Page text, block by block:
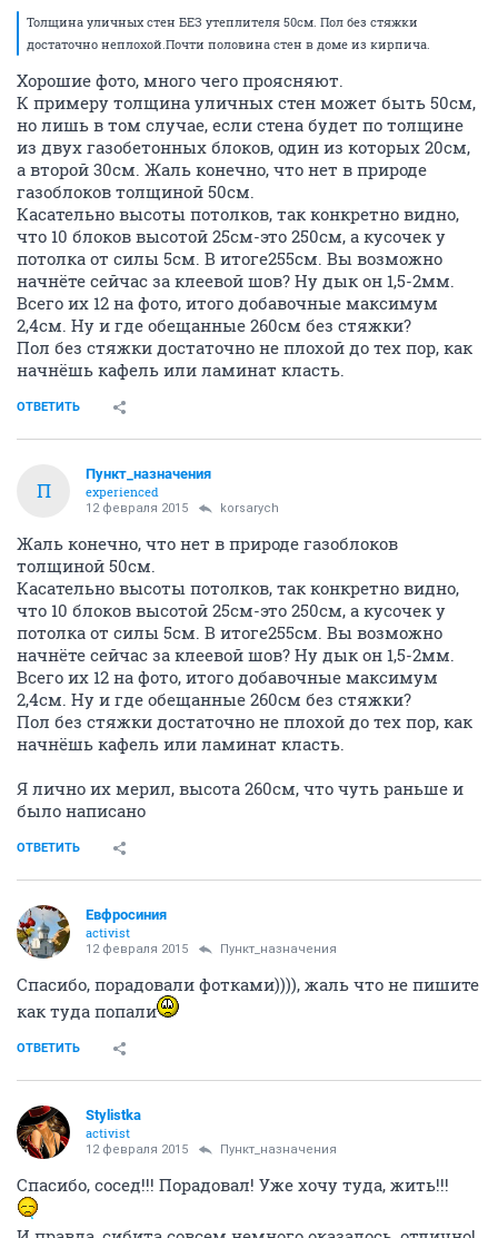
Толщина уличных стен БЕЗ утеплителя 50см. Пол без стяжки
достаточно неплохой.Почти половина стен в доме из кирпича.
Хорошие фото, много чего проясняют.
К примеру толщина уличных стен может быть 50см,
но лишь в том случае, если стена будет по толщине
из двух газобетонных блоков, один из которых 20см,
а второй 30см. Жаль конечно, что нет в природе
газоблоков толщиной 50см.
Касательно высоты потолков, так конкретно видно,
что 10 блоков высотой 25см-это 250см, а кусочек у
потолка от силы 5см. В итоге255см. Вы возможно
начнёте сейчас за клеевой шов? Ну дык он 1,5-2мм.
Всего их 12 на фото, итого добавочные максимум
2,4см. Ну и где обещанные 260см без стяжки?
Пол без стяжки достаточно не плохой до тех пор, как
начнёшь кафель или ламинат класть.
ОТВЕТИТЬ
П
Пункт_назначения
experienced
12 февраля 2015 korsarych
Жаль конечно, что нет в природе газоблоков
толщиной 50см.
Касательно высоты потолков, так конкретно видно,
что 10 блоков высотой 25см-это 250см, а кусочек у
потолка от силы 5см. В итоге255см. Вы возможно
начнёте сейчас за клеевой шов? Ну дык он 1,5-2мм.
Всего их 12 на фото, итого добавочные максимум
2,4см. Ну и где обещанные 260см без стяжки?
Пол без стяжки достаточно не плохой до тех пор, как
начнёшь кафель или ламинат класть.
Я лично их мерил, высота 260см, что чуть раньше и
было написано
ОТВЕТИТЬ
Евфросиния
activist
12 февраля 2015 Пункт_назначения
Спасибо, порадовали фотками)))), жаль что не пишите
как туда попали
ОТВЕТИТЬ
Stylistka
activist
12 февраля 2015 Пункт_назначения
Спасибо, сосед!!! Порадовал! Уже хочу туда, жить!!!